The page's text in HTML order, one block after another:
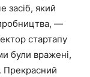
засіб, який
—
стартапу
були вражені,
Прекрасний